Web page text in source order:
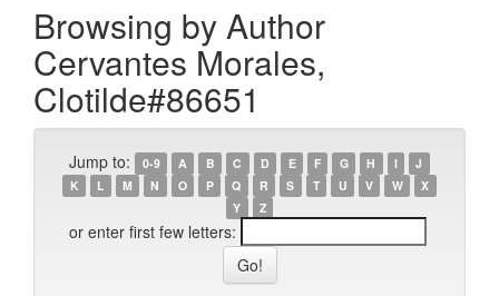
Browsing by Author
Cervantes Morales,
Clotilde#86651
Jump to: 0-9 A B C D E F G H I
J
K
L M N O P Q R S T U V W
X
Y
Z
or enter first few letters: